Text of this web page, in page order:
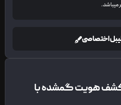
اختصاصی
کشف هویت گمشده با